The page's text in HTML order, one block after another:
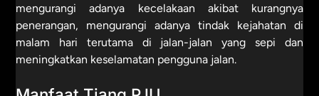
mengurangi adanya kecelakaan akibat kurangnya
penerangan, mengurangi adanya tindak kejahatan di
malam hari terutama di jalan-jalan yang sepi dan
meningkatkan keselamatan pengguna jalan.